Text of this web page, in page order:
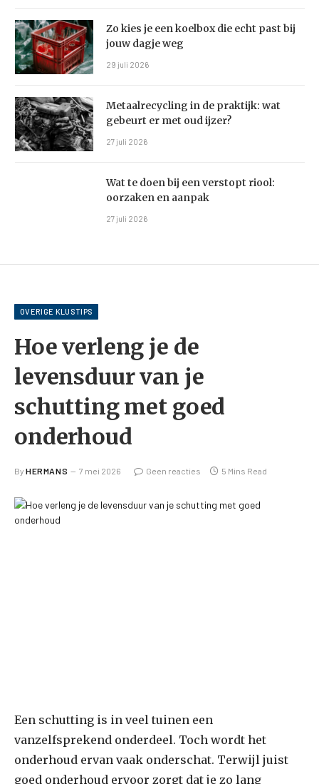
Zo kies je een koelbox die echt past bij
jouw dagje weg
29 juli 2026
Metaalrecycling in de praktijk: wat
gebeurt er met oud ijzer?
27 juli 2026
Wat te doen bij een verstopt riool:
oorzaken en aanpak
27 juli 2026
OVERIGE KLUSTIPS
Hoe verleng je de
levensduur van je
schutting met goed
onderhoud
By HERMANS 7 mei 2026 Geen reacties 5 Mins Read
Een schutting is in veel tuinen een
vanzelfsprekend onderdeel. Toch wordt het
onderhoud ervan vaak onderschat. Terwijl juist
goed onderhoud ervoor zorgt dat je zo lang